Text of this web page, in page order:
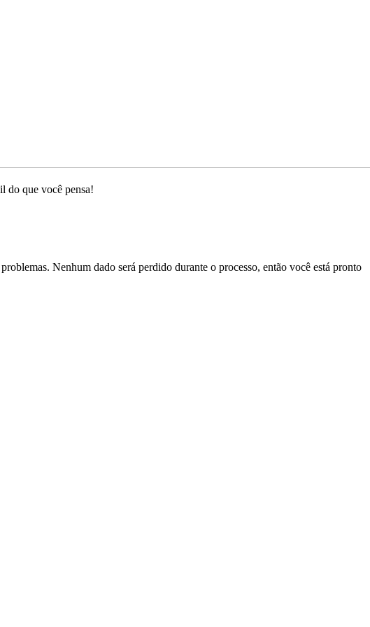
do que você pensa!
Nenhum dado será perdido durante o processo, então você está pronto